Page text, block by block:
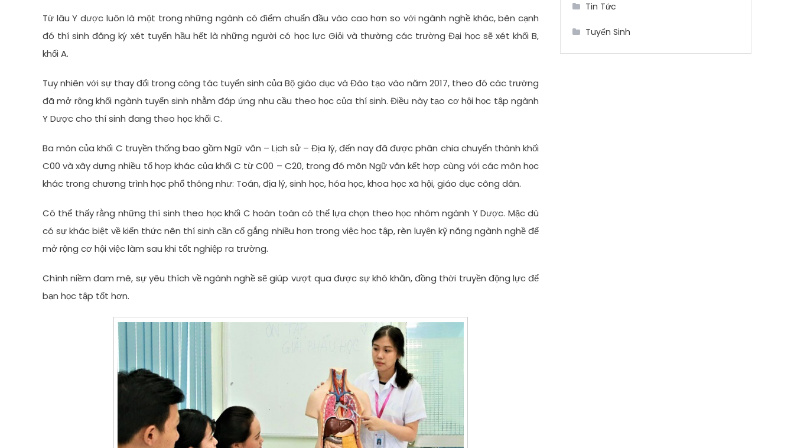
Từ lâu Y dược luôn là một trong những ngành có điểm chuẩn đầu vào cao hơn so với ngành nghề khác, bên cạnh
đó thí sinh đăng ký xét tuyển hầu hết là những người có học lực Giỏi và thường các trường Đại học sẽ xét khối B,
khối A.
Tuy nhiên với sự thay đổi trong công tác tuyển sinh của Bộ giáo dục và Đào tạo vào năm 2017, theo đó các trường
đã mở rộng khối ngành tuyển sinh nhằm đáp ứng nhu cầu theo học của thí sinh. Điều này tạo cơ hội học tập ngành
Y Dược cho thí sinh đang theo học khối C.
Ba môn của khối C truyền thống bao gồm Ngữ văn – Lịch sử – Địa lý, đến nay đã được phân chia chuyển thành khối
C00 và xây dựng nhiều tổ hợp khác của khối C từ C00 – C20, trong đó môn Ngữ văn kết hợp cùng với các môn học
khác trong chương trình học phổ thông như: Toán, địa lý, sinh học, hóa học, khoa học xã hội, giáo dục công dân.
Có thể thấy rằng những thí sinh theo học khối C hoàn toàn có thể lựa chọn theo học nhóm ngành Y Dược. Mặc dù
có sự khác biệt về kiến thức nên thí sinh cần cố gắng nhiều hơn trong việc học tập, rèn luyện kỹ năng ngành nghề để
mở rộng cơ hội việc làm sau khi tốt nghiệp ra trường.
Chính niềm đam mê, sự yêu thích về ngành nghề sẽ giúp vượt qua được sự khó khăn, đồng thời truyền động lực để
bạn học tập tốt hơn.
Tin Tức
Tuyển Sinh